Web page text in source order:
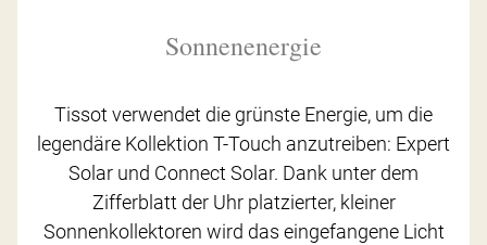
Sonnenenergie
Tissot verwendet die grünste Energie, um die
legendäre Kollektion T-Touch anzutreiben: Expert
Solar und Connect Solar. Dank unter dem
Zifferblatt der Uhr platzierter, kleiner
Sonnenkollektoren wird das eingefangene Licht